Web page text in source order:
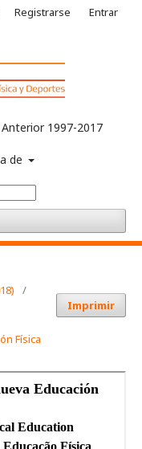
1997-2017
de
Registrarse Entrar
/
Imprimir
Física